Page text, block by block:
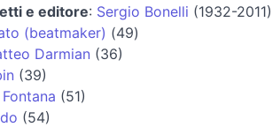
e editore: Sergio Bonelli (1932-2011)
(beatmaker) (49)
Darmian (36)
(39)
(51)
(54)